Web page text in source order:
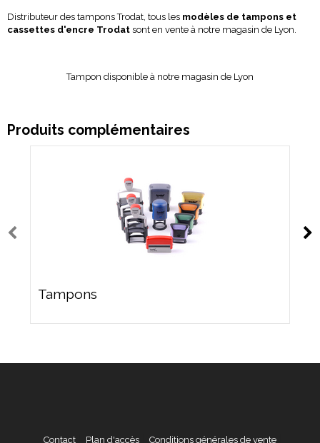
Distributeur des tampons Trodat, tous les modèles de tampons et
cassettes d'encre Trodat sont en vente à notre magasin de Lyon.
Tampon disponible à notre magasin de Lyon
Produits complémentaires
Tampons
Contact Plan d'accès Conditions générales de vente